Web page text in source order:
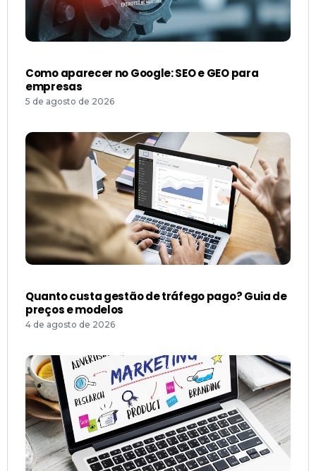
Como aparecer no Google: SEO e GEO para
empresas
5 de agosto de 2026
Quanto custa gestão de tráfego pago? Guia de
preços e modelos
4 de agosto de 2026